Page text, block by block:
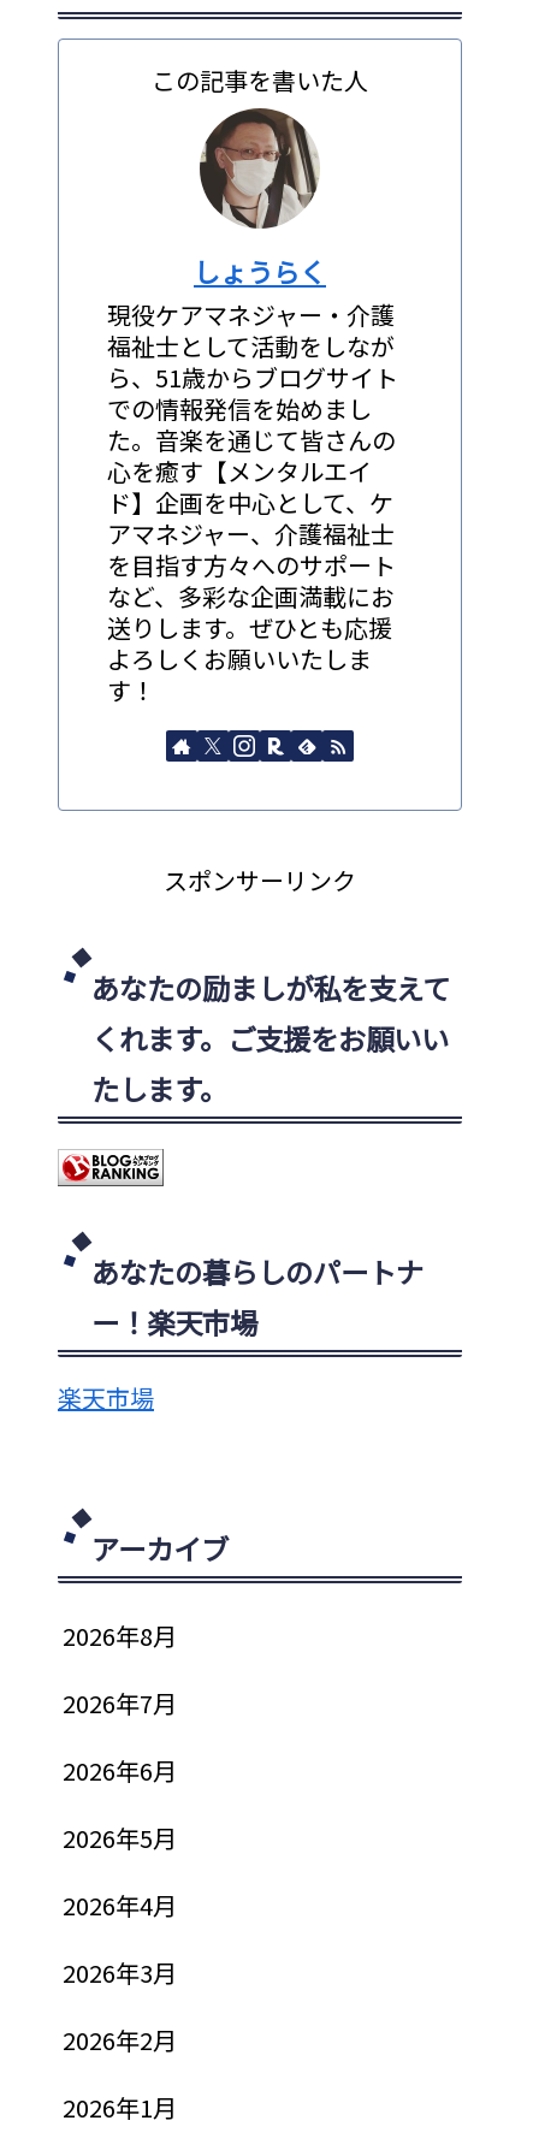
この記事を書いた人
しょうらく
現役ケアマネジャー・介護
福祉士として活動をしなが
ら、51歳からブログサイト
での情報発信を始めまし
た。音楽を通じて皆さんの
心を癒す【メンタルエイ
ド】企画を中心として、ケ
アマネジャー、介護福祉士
を目指す方々へのサポート
など、多彩な企画満載にお
送りします。ぜひとも応援
よろしくお願いいたしま
す！
スポンサーリンク
あなたの励ましが私を支えて
くれます。ご支援をお願いい
たします。
あなたの暮らしのパートナ
ー！楽天市場
楽天市場
アーカイブ
2026年8月
2026年7月
2026年6月
2026年5月
2026年4月
2026年3月
2026年2月
2026年1月